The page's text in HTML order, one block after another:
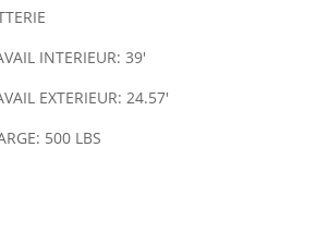
INTERIEUR: 39′
EXTERIEUR: 24.57′
500 LBS